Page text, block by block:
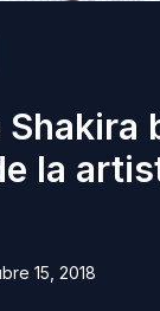
Shakira
la
15, 2018